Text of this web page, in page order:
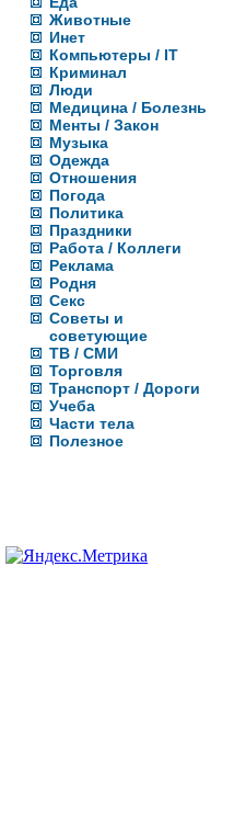
Животные
Инет
Компьютеры / IT
Криминал
Люди
Медицина / Болезнь
Менты / Закон
Музыка
Одежда
Отношения
Погода
Политика
Праздники
Работа / Коллеги
Реклама
Родня
Секс
Советы и
советующие
ТВ / СМИ
Торговля
Транспорт / Дороги
Учеба
Части тела
Полезное